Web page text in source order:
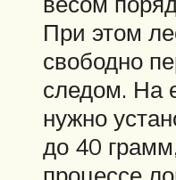
При этом
свободно
следом. На
нужно
до 40